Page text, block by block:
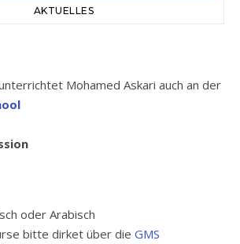
AKTUELLES
Mohamed Askari auch an der
oder Arabisch
bitte dirket über die GMS